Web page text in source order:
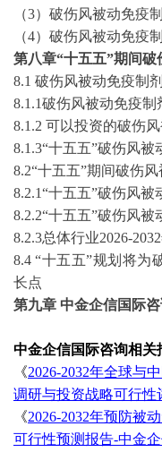
（3）破伤风被动免疫
（4）破伤风被动免疫
第八章“十五五”期间破
8.1 破伤风被动免疫制剂
8.1.1破伤风被动免疫制
8.1.2 可以投资的破伤
8.1.3“十五五”破伤风被
8.2“十五五”期间破伤风
8.2.1“十五五”破伤风被
8.2.2“十五五”破伤风被
8.2.3总体行业2026-2032
8.4 “十五五”规划将为
长点
第九章 中金企信国际
中金企信国际咨询相关
《2026-2032年全球与
调研与投资战略可行
《2026-2032年预防被
可行性预测报告-中金